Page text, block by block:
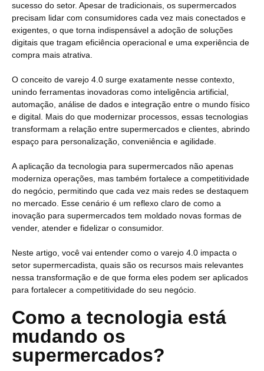
sucesso do setor. Apesar de tradicionais, os supermercados
precisam lidar com consumidores cada vez mais conectados e
exigentes, o que torna indispensável a adoção de soluções
digitais que tragam eficiência operacional e uma experiência de
compra mais atrativa.
O conceito de varejo 4.0 surge exatamente nesse contexto,
unindo ferramentas inovadoras como inteligência artificial,
automação, análise de dados e integração entre o mundo físico
e digital. Mais do que modernizar processos, essas tecnologias
transformam a relação entre supermercados e clientes, abrindo
espaço para personalização, conveniência e agilidade.
A aplicação da tecnologia para supermercados não apenas
moderniza operações, mas também fortalece a competitividade
do negócio, permitindo que cada vez mais redes se destaquem
no mercado. Esse cenário é um reflexo claro de como a
inovação para supermercados tem moldado novas formas de
vender, atender e fidelizar o consumidor.
Neste artigo, você vai entender como o varejo 4.0 impacta o
setor supermercadista, quais são os recursos mais relevantes
nessa transformação e de que forma eles podem ser aplicados
para fortalecer a competitividade do seu negócio.
Como a tecnologia está
mudando os
supermercados?